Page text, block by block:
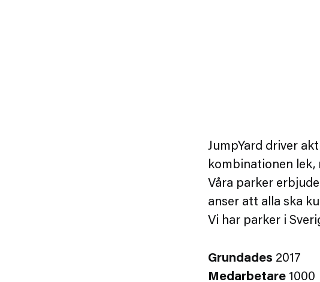
JumpYard driver
kombinationen lek,
Våra parker
anser att alla ska
Vi har parker i
Grundades 2017
Medarbetare 1000